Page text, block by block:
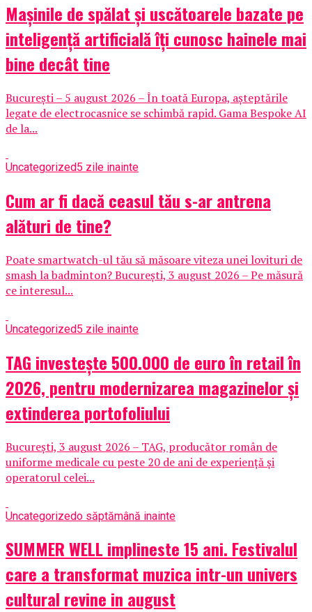
Mașinile de spălat și uscătoarele bazate pe
inteligență artificială îți cunosc hainele mai
bine decât tine
București – 5 august 2026 – În toată Europa, așteptările
legate de electrocasnice se schimbă rapid. Gama Bespoke AI
de la...
Uncategorized5 zile inainte
Cum ar fi dacă ceasul tău s-ar antrena
alături de tine?
Poate smartwatch-ul tău să măsoare viteza unei lovituri de
smash la badminton? București, 3 august 2026 – Pe măsură
ce interesul...
Uncategorized5 zile inainte
TAG investește 500.000 de euro în retail în
2026, pentru modernizarea magazinelor și
extinderea portofoliului
București, 3 august 2026 – TAG, producător român de
uniforme medicale cu peste 20 de ani de experiență și
operatorul celei...
Uncategorizedo săptămână inainte
SUMMER WELL implineste 15 ani. Festivalul
care a transformat muzica intr-un univers
cultural revine in august